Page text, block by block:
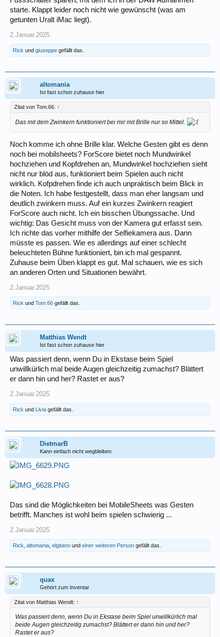
starte. Klappt leider noch nicht wie gewünscht (was am
getunten Uralt iMac liegt).
2.Januar.2025
Rick und giuseppe gefällt das.
altomania
Ist fast schon zuhause hier
Zitat von Tom.66: ↑
Das mit dem Zwinkern funktioniert bei mir mit Brille nur so Mittel.
Noch komme ich ohne Brille klar. Welche Gesten gibt es denn
noch bei mobilsheets? ForScore bietet noch Mundwinkel
hochziehen und Kopfdrehen an, Mundwinkel hochziehen sieht
nicht nur blöd aus, funktioniert beim Spielen auch nicht
wirklich. Kofpdrehen finde ich auch unpraktisch beim Blick in
die Noten. Ich habe festgestellt, dass man eher langsam und
deutlich zwinkern muss. Auf ein kurzes Zwinkern reagiert
ForScore auch nicht. Ich ein bisschen Übungssache. Und
wichtig: Das Gesicht muss von der Kamera gut erfasst sein.
Ich richte das vorher mithilfe der Selfiekamera aus. Dann
müsste es passen. Wie es allerdings auf einer schlecht
beleuchteten Bühne funktioniert, bin ich mal gespannt.
Zuhause beim Üben klappt es gut. Mal schauen, wie es sich
an anderen Orten und Situationen bewährt.
2.Januar.2025
Rick und Tom.66 gefällt das.
Matthias Wendt
Ist fast schon zuhause hier
Was passiert denn, wenn Du in Ekstase beim Spiel
unwillkürlich mal beide Augen gleichzeitig zumachst? Blättert
er dann hin und her? Rastet er aus?
2.Januar.2025
Rick und Livia gefällt das.
DietmarB
Kann einfach nicht wegbleiben
Das sind die Möglichkeiten bei MobileSheets was Gesten
betrifft. Manches ist wohl beim spielen schwierig ...
2.Januar.2025
Rick altomania elgitano und einer weiteren Person gefällt das.
quax
Gehört zum Inventar
Zitat von Matthias Wendt: ↑
Was passiert denn, wenn Du in Ekstase beim Spiel unwillkürlich mal
beide Augen gleichzeitig zumachst? Blättert er dann hin und her?
Rastet er aus?